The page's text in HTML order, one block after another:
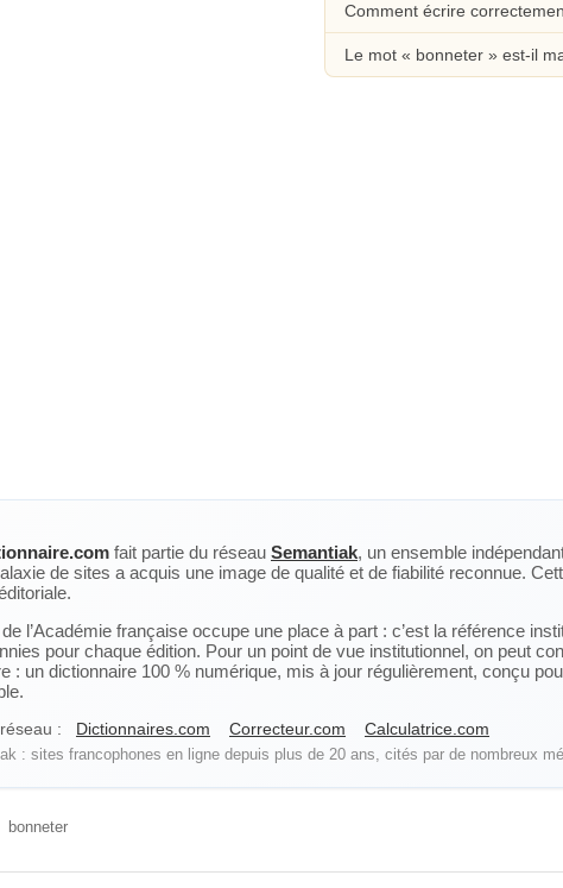
Comment écrire
Le mot « bonneter » est-il
fait partie du réseau Semantiak, un ensemble
de sites a acquis une image de qualité et de fiabilité reconnue.
l’Académie française occupe une place à part : c’est la référence
pour chaque édition. Pour un point de vue institutionnel, on peut
: un dictionnaire 100 % numérique, mis à jour régulièrement, conçu
: Dictionnaires.com Correcteur.com Calculatrice.com
: sites francophones en ligne depuis plus de 20 ans, cités par de nombreux
bonneter